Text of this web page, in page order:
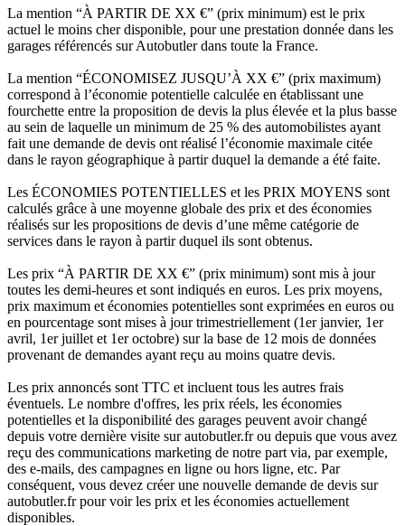
La mention “À PARTIR DE XX €” (prix minimum) est le prix
actuel le moins cher disponible, pour une prestation donnée dans les
garages référencés sur Autobutler dans toute la France.
La mention “ÉCONOMISEZ JUSQU’À XX €” (prix maximum)
correspond à l’économie potentielle calculée en établissant une
fourchette entre la proposition de devis la plus élevée et la plus basse
au sein de laquelle un minimum de 25 % des automobilistes ayant
fait une demande de devis ont réalisé l’économie maximale citée
dans le rayon géographique à partir duquel la demande a été faite.
Les ÉCONOMIES POTENTIELLES et les PRIX MOYENS sont
calculés grâce à une moyenne globale des prix et des économies
réalisés sur les propositions de devis d’une même catégorie de
services dans le rayon à partir duquel ils sont obtenus.
Les prix “À PARTIR DE XX €” (prix minimum) sont mis à jour
toutes les demi-heures et sont indiqués en euros. Les prix moyens,
prix maximum et économies potentielles sont exprimées en euros ou
en pourcentage sont mises à jour trimestriellement (1er janvier, 1er
avril, 1er juillet et 1er octobre) sur la base de 12 mois de données
provenant de demandes ayant reçu au moins quatre devis.
Les prix annoncés sont TTC et incluent tous les autres frais
éventuels. Le nombre d'offres, les prix réels, les économies
potentielles et la disponibilité des garages peuvent avoir changé
depuis votre dernière visite sur autobutler.fr ou depuis que vous avez
reçu des communications marketing de notre part via, par exemple,
des e-mails, des campagnes en ligne ou hors ligne, etc. Par
conséquent, vous devez créer une nouvelle demande de devis sur
autobutler.fr pour voir les prix et les économies actuellement
disponibles.